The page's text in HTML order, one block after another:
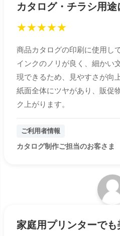
カタログ・チラシ用途
★★★★★
商品カタログの印刷に使用し
インクのノリが良く、細かい
現できるため、見やすさが向
紙面全体にツヤがあり、販促
ク上がります。
ご利用者情報
カタログ制作ご担当のお客さま
家庭用プリンターでも